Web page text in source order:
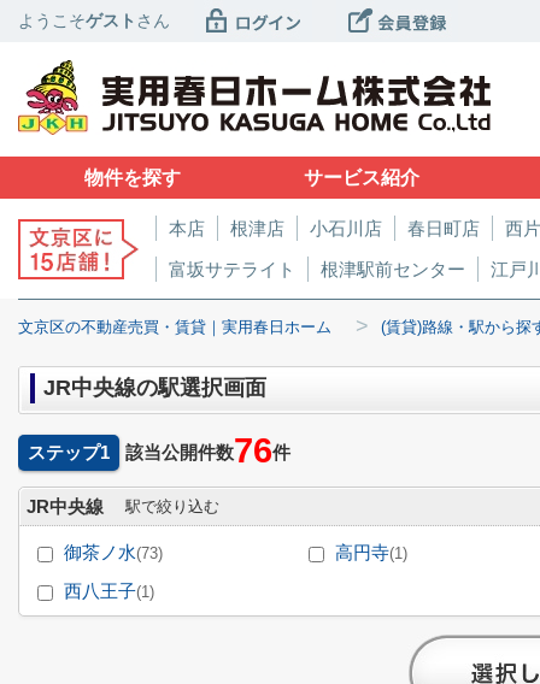
ようこそゲスト さん
物件を探す サービス紹介
本店 根津店 小石川店 春日町店
西
富坂サテライト
根津駅前センター 江戸
文京区の不動産売買・賃貸｜実用春日ホーム > (賃貸)路線・駅から探
JR中央線の駅選択画面
ステップ1 該当公開件数76件
JR中央線 駅で絞り込む
御茶ノ水(73) 高円寺(1)
西八王子(1)